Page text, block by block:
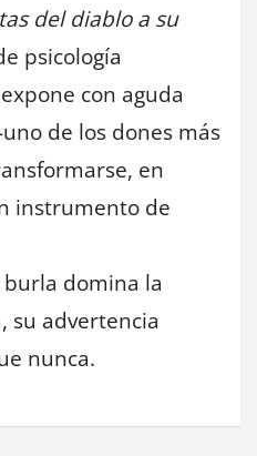
del diablo a su
psicología
con aguda
de los dones más
en
instrumento de
domina la
su advertencia
nunca.